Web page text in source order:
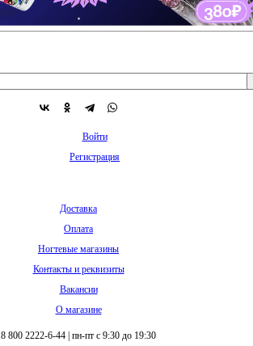
Войти
Регистрация
Доставка
Оплата
Ногтевые магазины
Контакты и реквизиты
Вакансии
О магазине
8 800 2222-6-44 | пн-пт с 9:30 до 19:30